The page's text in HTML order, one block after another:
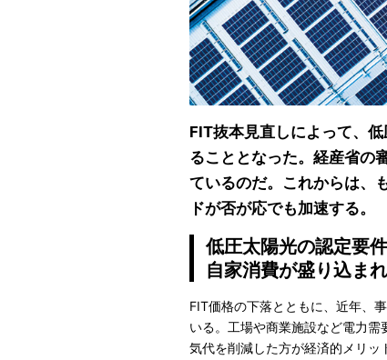
FIT抜本見直しによって、
ることとなった。経産省の
ているのだ。これからは、
ドが否が応でも加速する。
低圧太陽光の認定要
自家消費が盛り込ま
FIT価格の下落とともに、近年、
いる。工場や商業施設など電力
気代を削減した方が経済的メリ